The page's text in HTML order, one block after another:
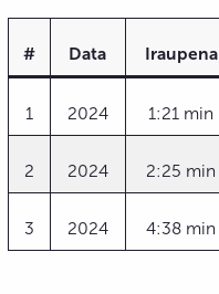
# Data Iraupena
1 2024 1:21 min
2 2024 2:25 min
3 2024 4:38 min